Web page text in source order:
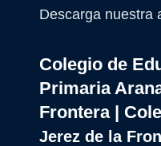
Descarga
Colegio de
Primaria
Frontera |
Jerez de la